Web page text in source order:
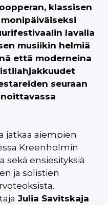
klassisen
lavalla
musiikin helmiä
että moderneina
seuraan
jatkaa aiempien
Kreenholmin
sekä ensiesityksiä
ja solistien
Julia Savitskaja